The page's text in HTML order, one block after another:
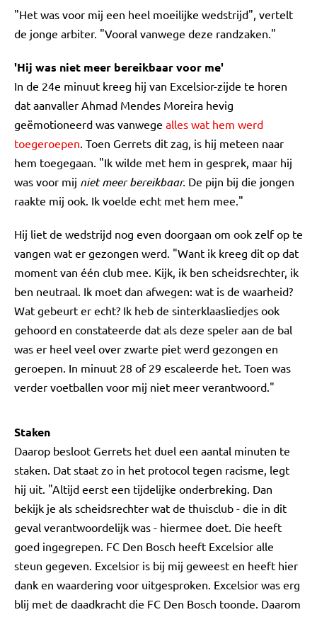
"Het was voor mij een heel moeilijke wedstrijd", vertelt
de jonge arbiter. "Vooral vanwege deze randzaken."
'Hij was niet meer bereikbaar voor me'
In de 24e minuut kreeg hij van Excelsior-zijde te horen
dat aanvaller Ahmad Mendes Moreira hevig
geëmotioneerd was vanwege alles wat hem werd
toegeroepen. Toen Gerrets dit zag, is hij meteen naar
hem toegegaan. "Ik wilde met hem in gesprek, maar hij
was voor mij niet meer bereikbaar. De pijn bij die jongen
raakte mij ook. Ik voelde echt met hem mee."
Hij liet de wedstrijd nog even doorgaan om ook zelf op te
vangen wat er gezongen werd. "Want ik kreeg dit op dat
moment van één club mee. Kijk, ik ben scheidsrechter, ik
ben neutraal. Ik moet dan afwegen: wat is de waarheid?
Wat gebeurt er echt? Ik heb de sinterklaasliedjes ook
gehoord en constateerde dat als deze speler aan de bal
was er heel veel over zwarte piet werd gezongen en
geroepen. In minuut 28 of 29 escaleerde het. Toen was
verder voetballen voor mij niet meer verantwoord."
Staken
Daarop besloot Gerrets het duel een aantal minuten te
staken. Dat staat zo in het protocol tegen racisme, legt
hij uit. "Altijd eerst een tijdelijke onderbreking. Dan
bekijk je als scheidsrechter wat de thuisclub - die in dit
geval verantwoordelijk was - hiermee doet. Die heeft
goed ingegrepen. FC Den Bosch heeft Excelsior alle
steun gegeven. Excelsior is bij mij geweest en heeft hier
dank en waardering voor uitgesproken. Excelsior was erg
blij met de daadkracht die FC Den Bosch toonde. Daarom